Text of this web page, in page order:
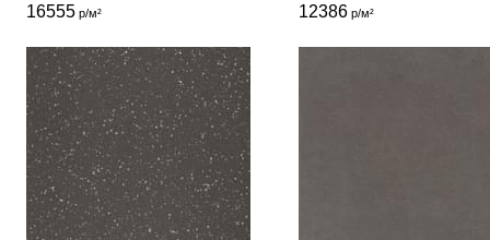
16555р/м² 12386р/м²